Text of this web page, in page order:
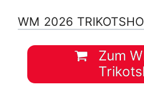
WM 2026
Zum